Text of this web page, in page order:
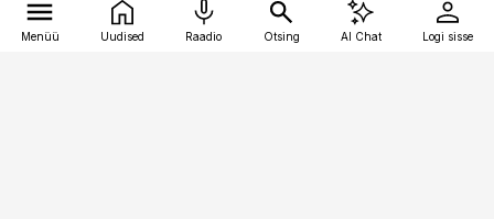
Menüü Uudised Raadio Otsing AI Chat Logi sisse